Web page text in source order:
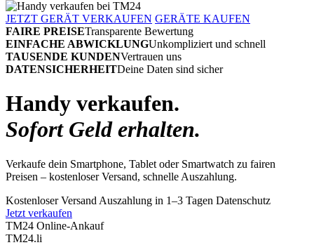
JETZT GERÄT VERKAUFEN GERÄTE KAUFEN
FAIRE PREISETransparente Bewertung
EINFACHE ABWICKLUNGUnkompliziert und schnell
TAUSENDE KUNDENVertrauen uns
DATENSICHERHEITDeine Daten sind sicher
Handy verkaufen.
Sofort Geld erhalten.
Verkaufe dein Smartphone, Tablet oder Smartwatch zu fairen
Preisen – kostenloser Versand, schnelle Auszahlung.
Kostenloser Versand Auszahlung in 1–3 Tagen Datenschutz
Jetzt verkaufen
TM24 Online-Ankauf
TM24.li